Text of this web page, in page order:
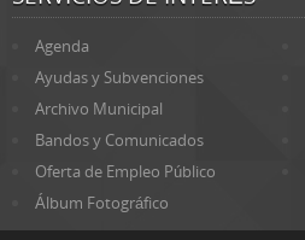
Agenda
Ayudas y Subvenciones
Archivo Municipal
Bandos y Comunicados
Oferta de Empleo Público
Álbum Fotográfico